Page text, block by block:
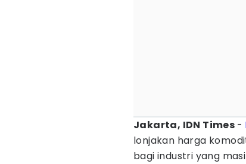
Jakarta, IDN Times -
lonjakan harga
bagi industri yang